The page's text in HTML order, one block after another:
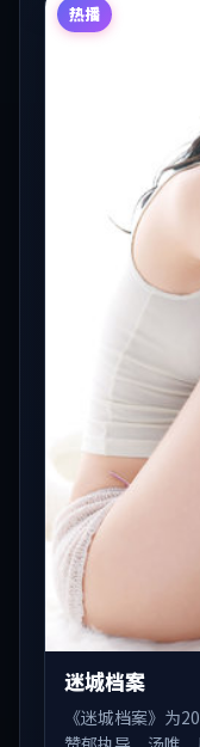
热播
迷城档案
《迷城档案》为